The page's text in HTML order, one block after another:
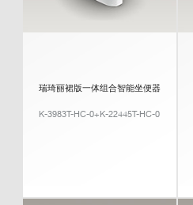
瑞琦丽裙版一体组合智能坐便器
K-3983T-HC-0+K-22445T-HC-0